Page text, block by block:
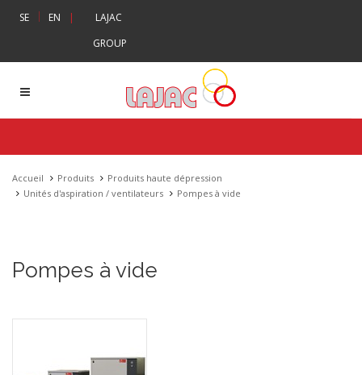
SE | EN |
LAJAC
GROUP
Accueil Produits
Produits haute dépression
Unités d'aspiration / ventilateurs
Pompes à vide
Pompes à vide